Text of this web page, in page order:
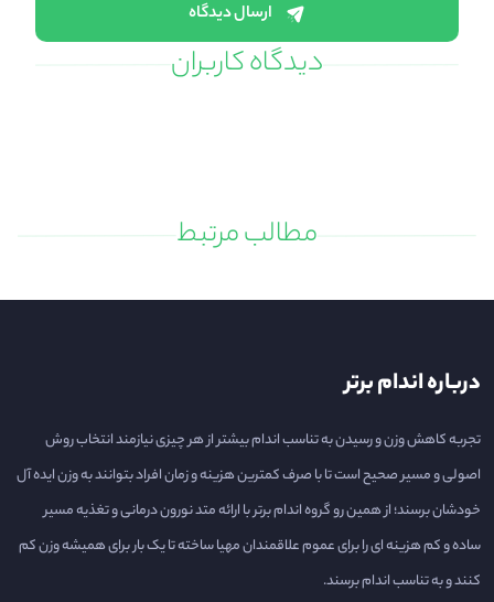
ارسال دیدگاه
دیدگاه کاربران
مطالب مرتبط
درباره اندام برتر
تجربه کاهش وزن و رسیدن به تناسب اندام بیشتر از هر چیزی نیازمند انتخاب روش
اصولی و مسیر صحیح است تا با صرف کمترین هزینه و زمان افراد بتوانند به وزن ایده آل
خودشان برسند؛ از همین رو گروه اندام برتر با ارائه متد نورون درمانی و تغذیه مسیر
ساده و کم هزینه ای را برای عموم علاقمندان مهیا ساخته تا یک بار برای همیشه وزن کم
کنند و به تناسب اندام برسند.